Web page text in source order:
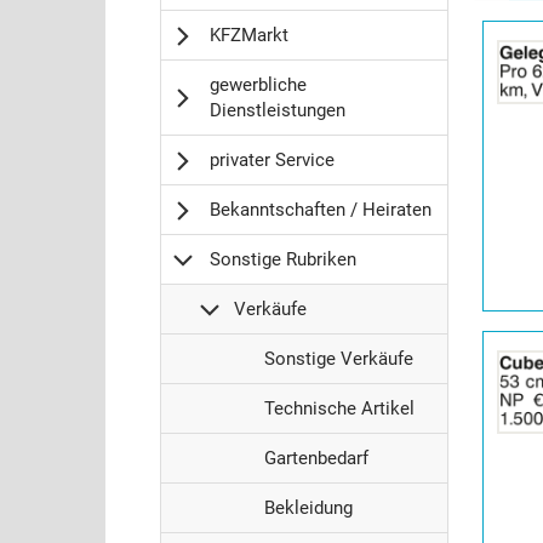
KFZMarkt
gewerbliche
Dienstleistungen
privater Service
Bekanntschaften / Heiraten
Sonstige Rubriken
Verkäufe
S
o
n
s
t
i
g
e
Sonstige Verkäufe
S
o
n
s
t
i
Technische Artikel
S
o
n
s
Gartenbedarf
S
o
Bekleidung
Anzeige
2065065
Anzeige
2065085